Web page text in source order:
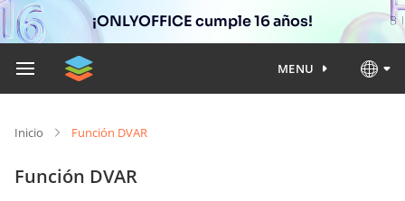
¡ONLYOFFICE cumple 16 años!
MENU
Inicio Función DVAR
Función DVAR